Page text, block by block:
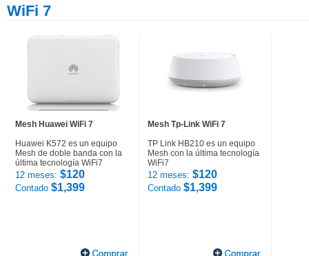
WiFi 7
Mesh Huawei WiFi 7
Huawei K572 es un equipo
Mesh de doble banda con la
última tecnología WiFi7
12 meses: $120
Contado $1,399
Mesh Tp-Link WiFi 7
TP Link HB210 es un equipo
Mesh con la última tecnología
WiFi7
12 meses: $120
Contado $1,399